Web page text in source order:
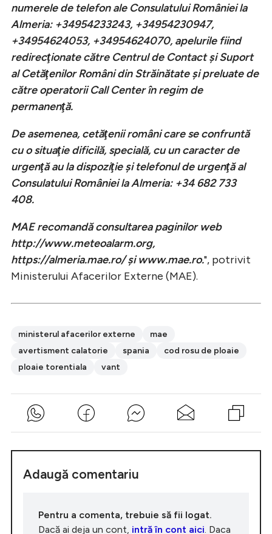
numerele de telefon ale Consulatului României la
Almeria: +34954233243, +34954230947,
+34954624053, +34954624070, apelurile fiind
redirecţionate către Centrul de Contact şi Suport
al Cetăţenilor Români din Străinătate şi preluate de
către operatorii Call Center în regim de
permanenţă.
De asemenea, cetăţenii români care se confruntă
cu o situaţie dificilă, specială, cu un caracter de
urgenţă au la dispoziţie şi telefonul de urgenţă al
Consulatului României la Almeria: +34 682 733
408.
MAE recomandă consultarea paginilor web
http://www.meteoalarm.org,
https://almeria.mae.ro/ şi www.mae.ro.", potrivit
Ministerului Afacerilor Externe (MAE).
ministerul afacerilor externe
mae
avertisment calatorie
spania
cod rosu de ploaie
ploaie torentiala
vant
Adaugă comentariu
Pentru a comenta, trebuie să fii logat.
Dacă ai deja un cont, intră în cont aici . Daca